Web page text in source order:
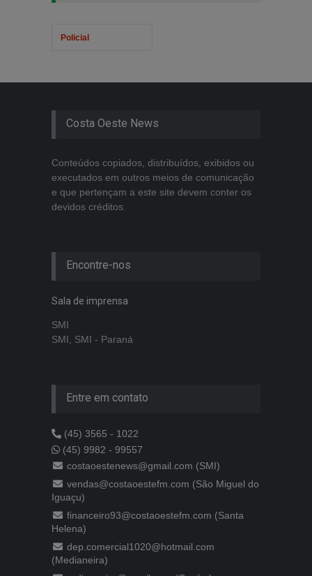
Policial
Costa Oeste News
Conteúdos copiados, distribuídos, exibidos ou
executados em outros meios de comunicação
e que pertençam a este site devem conter os
devidos créditos.
Encontre-nos
Sala de imprensa
SMI
SMI, SMI - Paraná
Entre em contato
(45) 3565 - 1022
(45) 9982 - 99557
costaoestenews@gmail.com (SMI)
vendas@costaoestefm.com (São Miguel do
Iguaçu)
financeiro93@costaoestefm.com (Santa
Helena)
dep.comercial1020@hotmail.com
(Medianeira)